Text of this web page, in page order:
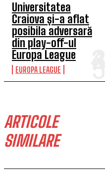
Universitatea
Craiova și-a aflat
posibila adversară
din play-off-ul
Europa League
EUROPA LEAGUE
ARTICOLE
SIMILARE